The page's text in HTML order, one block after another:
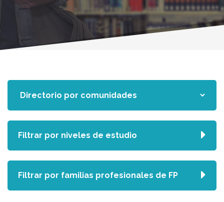
Filtrar por niveles de estudio
Filtrar por familias profesionales de FP